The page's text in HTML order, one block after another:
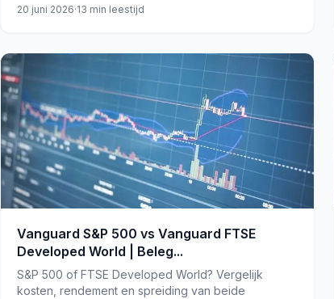
weet te verslaan over 15 jaar.
20 juni 2026·13 min leestijd
etf
Vanguard S&P 500 vs Vanguard FTSE
Developed World | Beleg...
S&P 500 of FTSE Developed World? Vergelijk
kosten, rendement en spreiding van beide